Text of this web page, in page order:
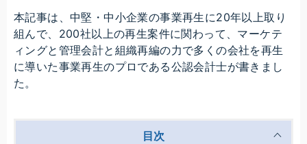
本記事は、中堅・中小企業の事業再生に20年以上取り
組んで、200社以上の再生案件に関わって、マーケテ
ィングと管理会計と組織再編の力で多くの会社を再生
に導いた事業再生のプロである公認会計士が書きまし
た。
目次